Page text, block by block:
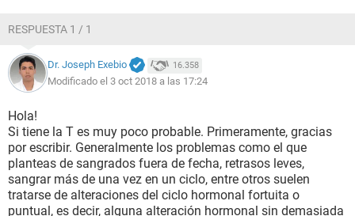
RESPUESTA 1 / 1
Dr. Joseph Exebio 16.358
Modificado el 3 oct 2018 a las 17:24
Hola!
Si tiene la T es muy poco probable. Primeramente, gracias
por escribir. Generalmente los problemas como el que
planteas de sangrados fuera de fecha, retrasos leves,
sangrar más de una vez en un ciclo, entre otros suelen
tratarse de alteraciones del ciclo hormonal fortuita o
puntual, es decir, alguna alteración hormonal sin demasiada